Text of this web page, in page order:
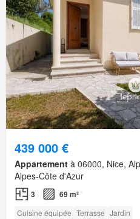
439 000 €
Appartement à 06000, Nice,
Alpes-Côte d'Azur
3 69 m²
Cuisine équipée Terrasse Jardin